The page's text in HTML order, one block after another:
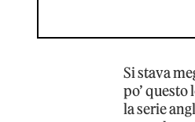
Si stava
po’
la serie